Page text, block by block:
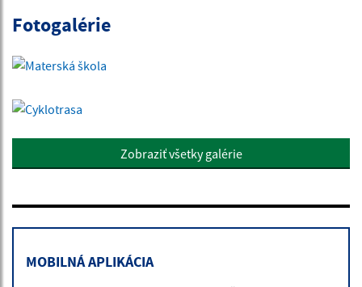
Fotogalérie
Zobraziť všetky galérie
MOBILNÁ APLIKÁCIA